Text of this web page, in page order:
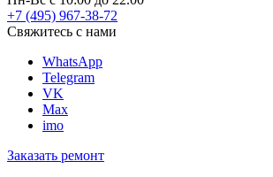
+7 (495) 967-38-72
Свяжитесь с нами
WhatsApp
Telegram
VK
Max
imo
Заказать ремонт